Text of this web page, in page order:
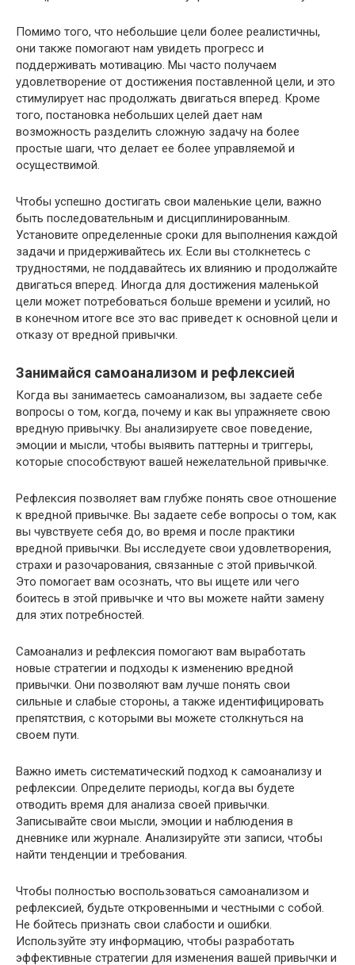
Помимо того, что небольшие цели более реалистичны,
они также помогают нам увидеть прогресс и
поддерживать мотивацию. Мы часто получаем
удовлетворение от достижения поставленной цели, и это
стимулирует нас продолжать двигаться вперед. Кроме
того, постановка небольших целей дает нам
возможность разделить сложную задачу на более
простые шаги, что делает ее более управляемой и
осуществимой.
Чтобы успешно достигать свои маленькие цели, важно
быть последовательным и дисциплинированным.
Установите определенные сроки для выполнения каждой
задачи и придерживайтесь их. Если вы столкнетесь с
трудностями, не поддавайтесь их влиянию и продолжайте
двигаться вперед. Иногда для достижения маленькой
цели может потребоваться больше времени и усилий, но
в конечном итоге все это вас приведет к основной цели и
отказу от вредной привычки.
Занимайся самоанализом и рефлексией
Когда вы занимаетесь самоанализом, вы задаете себе
вопросы о том, когда, почему и как вы упражняете свою
вредную привычку. Вы анализируете свое поведение,
эмоции и мысли, чтобы выявить паттерны и триггеры,
которые способствуют вашей нежелательной привычке.
Рефлексия позволяет вам глубже понять свое отношение
к вредной привычке. Вы задаете себе вопросы о том, как
вы чувствуете себя до, во время и после практики
вредной привычки. Вы исследуете свои удовлетворения,
страхи и разочарования, связанные с этой привычкой.
Это помогает вам осознать, что вы ищете или чего
боитесь в этой привычке и что вы можете найти замену
для этих потребностей.
Самоанализ и рефлексия помогают вам выработать
новые стратегии и подходы к изменению вредной
привычки. Они позволяют вам лучше понять свои
сильные и слабые стороны, а также идентифицировать
препятствия, с которыми вы можете столкнуться на
своем пути.
Важно иметь систематический подход к самоанализу и
рефлексии. Определите периоды, когда вы будете
отводить время для анализа своей привычки.
Записывайте свои мысли, эмоции и наблюдения в
дневнике или журнале. Анализируйте эти записи, чтобы
найти тенденции и требования.
Чтобы полностью воспользоваться самоанализом и
рефлексией, будьте откровенными и честными с собой.
Не бойтесь признать свои слабости и ошибки.
Используйте эту информацию, чтобы разработать
эффективные стратегии для изменения вашей привычки и